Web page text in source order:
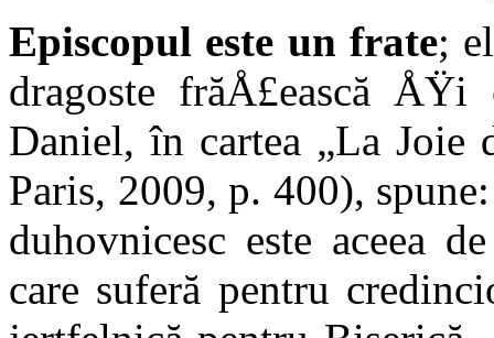
Episcopul este un frate;
dragoste frăÅ£ească ÅŸi
Daniel, în cartea „La
Paris, 2009, p. 400),
duhovnicesc este aceea
care suferă pentru